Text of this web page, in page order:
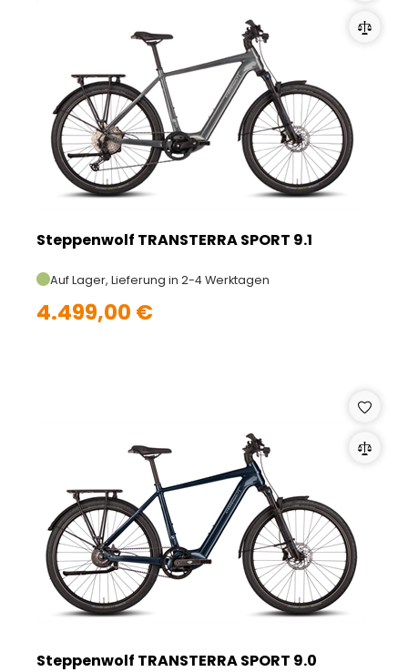
Steppenwolf TRANSTERRA SPORT 9.1
Auf Lager, Lieferung in 2-4 Werktagen
4.499,00 €
Steppenwolf TRANSTERRA SPORT 9.0